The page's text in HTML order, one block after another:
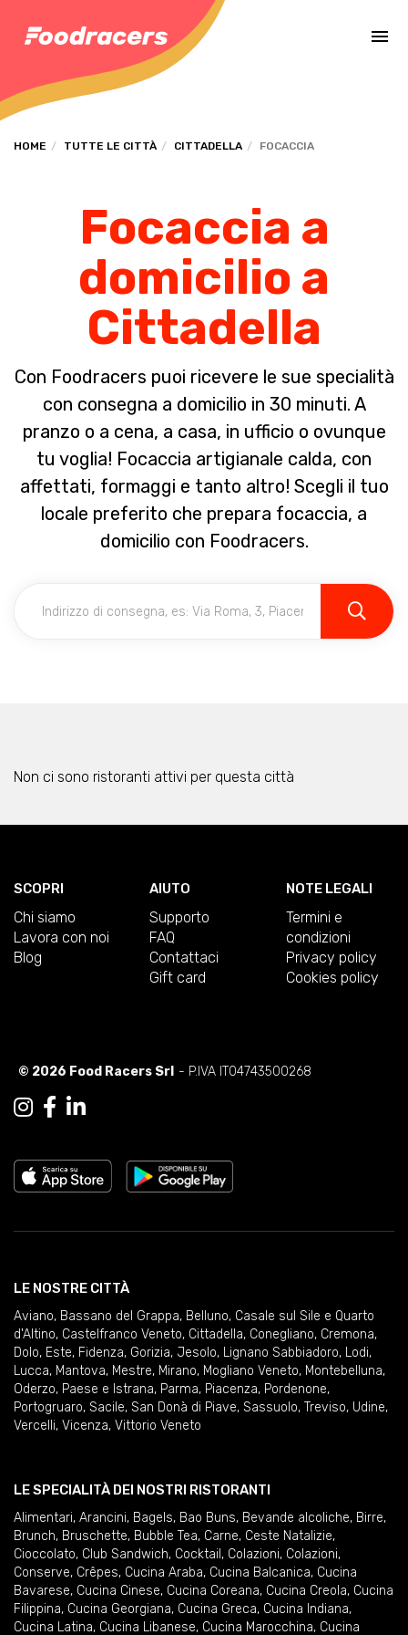
HOME TUTTE LE CITTÀ CITTADELLA FOCACCIA
Focaccia a
domicilio a
Cittadella
Con Foodracers puoi ricevere le sue specialità
con consegna a domicilio in 30 minuti. A
pranzo o a cena, a casa, in ufficio o ovunque
tu voglia! Focaccia artigianale calda, con
affettati, formaggi e tanto altro! Scegli il tuo
locale preferito che prepara focaccia, a
domicilio con Foodracers.
Non ci sono ristoranti attivi per questa città
SCOPRI
Chi siamo
Lavora con noi
Blog
AIUTO
Supporto
FAQ
Contattaci
Gift card
NOTE LEGALI
Termini e
condizioni
Privacy policy
Cookies policy
© 2026 Food Racers Srl - P.IVA IT04743500268
LE NOSTRE CITTÀ
Aviano, Bassano del Grappa, Belluno, Casale sul Sile e Quarto
d'Altino, Castelfranco Veneto, Cittadella, Conegliano, Cremona,
Dolo, Este, Fidenza, Gorizia, Jesolo, Lignano Sabbiadoro, Lodi,
Lucca, Mantova, Mestre, Mirano, Mogliano Veneto, Montebelluna,
Oderzo, Paese e Istrana, Parma, Piacenza, Pordenone,
Portogruaro, Sacile, San Donà di Piave, Sassuolo, Treviso, Udine,
Vercelli, Vicenza, Vittorio Veneto
LE SPECIALITÀ DEI NOSTRI RISTORANTI
Alimentari, Arancini, Bagels, Bao Buns, Bevande alcoliche, Birre,
Brunch, Bruschette, Bubble Tea, Carne, Ceste Natalizie,
Cioccolato, Club Sandwich, Cocktail , Colazioni, Colazioni,
Conserve, Crêpes, Cucina Araba, Cucina Balcanica, Cucina
Bavarese, Cucina Cinese, Cucina Coreana, Cucina Creola, Cucina
Filippina, Cucina Georgiana, Cucina Greca, Cucina Indiana,
Cucina Latina, Cucina Libanese, Cucina Marocchina, Cucina